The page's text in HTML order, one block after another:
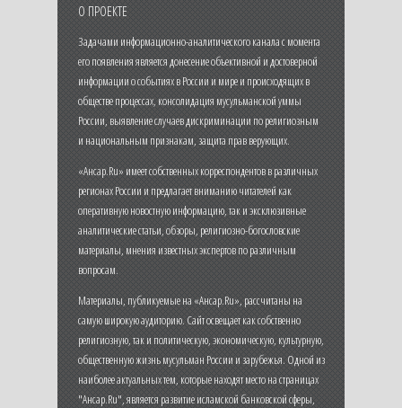
О ПРОЕКТЕ
Задачами информационно-аналитического канала с момента
его появления является донесение объективной и достоверной
информации о событиях в России и мире и происходящих в
обществе процессах, консолидация мусульманской уммы
России, выявление случаев дискриминации по религиозным
и национальным признакам, защита прав верующих.
«Ансар.Ru» имеет собственных корреспондентов в различных
регионах России и предлагает вниманию читателей как
оперативную новостную информацию, так и эксклюзивные
аналитические статьи, обзоры, религиозно-богословские
материалы, мнения известных экспертов по различным
вопросам.
Материалы, публикуемые на «Ансар.Ru», рассчитаны на
самую широкую аудиторию. Сайт освещает как собственно
религиозную, так и политическую, экономическую, культурную,
общественную жизнь мусульман России и зарубежья. Одной из
наиболее актуальных тем, которые находят место на страницах
"Ансар.Ru", является развитие исламской банковской сферы,